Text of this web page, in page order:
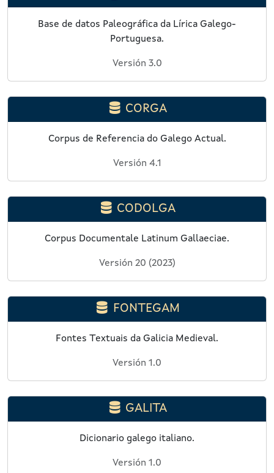
Base de datos Paleográfica da Lírica Galego-
Portuguesa.
Versión 3.0
CORGA
Corpus de Referencia do Galego Actual.
Versión 4.1
CODOLGA
Corpus Documentale Latinum Gallaeciae.
Versión 20 (2023)
FONTEGAM
Fontes Textuais da Galicia Medieval.
Versión 1.0
GALITA
Dicionario galego italiano.
Versión 1.0